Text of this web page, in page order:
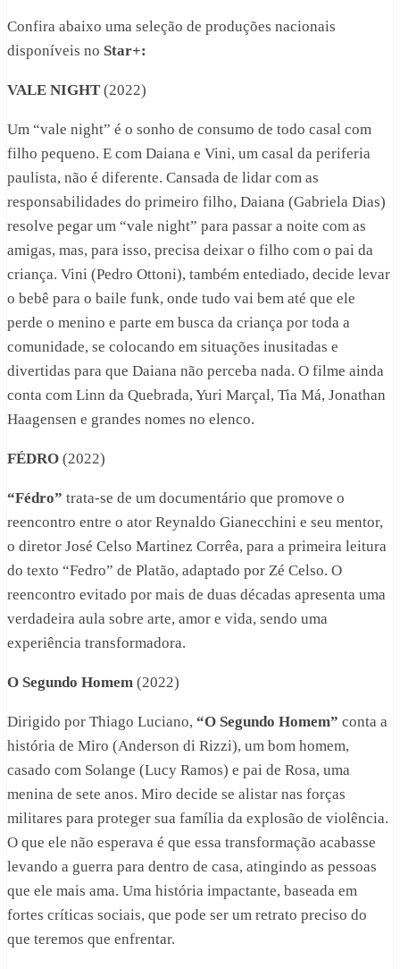
Confira abaixo uma seleção de produções nacionais
disponíveis no Star+:
VALE NIGHT (2022)
Um “vale night” é o sonho de consumo de todo casal com
filho pequeno. E com Daiana e Vini, um casal da periferia
paulista, não é diferente. Cansada de lidar com as
responsabilidades do primeiro filho, Daiana (Gabriela Dias)
resolve pegar um “vale night” para passar a noite com as
amigas, mas, para isso, precisa deixar o filho com o pai da
criança. Vini (Pedro Ottoni), também entediado, decide levar
o bebê para o baile funk, onde tudo vai bem até que ele
perde o menino e parte em busca da criança por toda a
comunidade, se colocando em situações inusitadas e
divertidas para que Daiana não perceba nada. O filme ainda
conta com Linn da Quebrada, Yuri Marçal, Tia Má, Jonathan
Haagensen e grandes nomes no elenco.
FÉDRO (2022)
“Fédro” trata-se de um documentário que promove o
reencontro entre o ator Reynaldo Gianecchini e seu mentor,
o diretor José Celso Martinez Corrêa, para a primeira leitura
do texto “Fedro” de Platão, adaptado por Zé Celso. O
reencontro evitado por mais de duas décadas apresenta uma
verdadeira aula sobre arte, amor e vida, sendo uma
experiência transformadora.
O Segundo Homem (2022)
Dirigido por Thiago Luciano, “O Segundo Homem” conta a
história de Miro (Anderson di Rizzi), um bom homem,
casado com Solange (Lucy Ramos) e pai de Rosa, uma
menina de sete anos. Miro decide se alistar nas forças
militares para proteger sua família da explosão de violência.
O que ele não esperava é que essa transformação acabasse
levando a guerra para dentro de casa, atingindo as pessoas
que ele mais ama. Uma história impactante, baseada em
fortes críticas sociais, que pode ser um retrato preciso do
que teremos que enfrentar.